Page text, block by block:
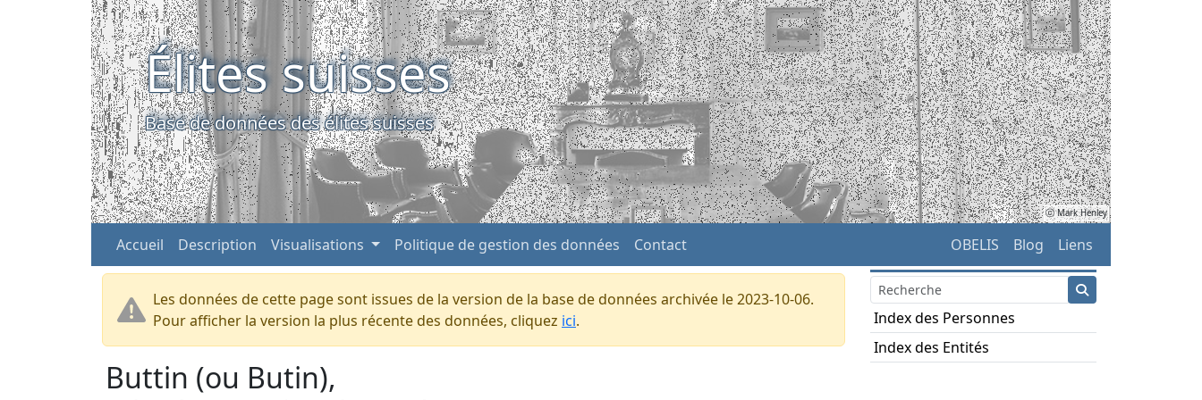
Élites suisses
Base de données des élites suisses
ⓒ Mark Henley
Accueil Description Visualisations Politique de gestion des données Contact OBELIS Blog Liens
Les données de cette page sont issues de la version de la base de données archivée le 2023-10-06.
Pour afficher la version la plus récente des données, cliquez ici.
Buttin (ou Butin),
Index des Personnes
Index des Entités